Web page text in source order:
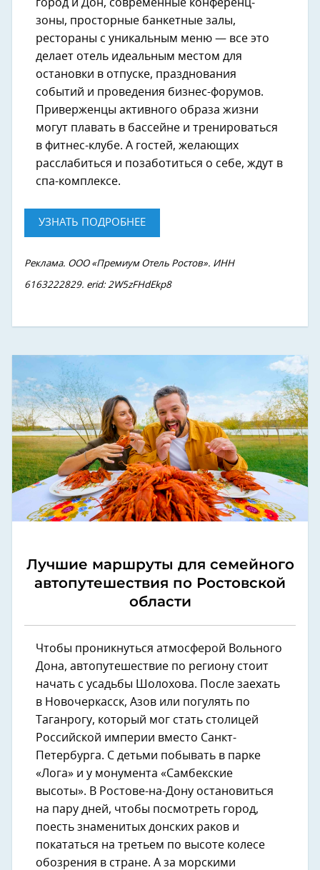
город и Дон, современные конференц-
зоны, просторные банкетные залы,
рестораны с уникальным меню — все это
делает отель идеальным местом для
остановки в отпуске, празднования
событий и проведения бизнес-форумов.
Приверженцы активного образа жизни
могут плавать в бассейне и тренироваться
в фитнес-клубе. А гостей, желающих
расслабиться и позаботиться о себе, ждут в
спа-комплексе.
УЗНАТЬ ПОДРОБНЕЕ
Реклама. ООО «Премиум Отель Ростов». ИНН
6163222829. erid: 2W5zFHdEkp8
Лучшие маршруты для семейного
автопутешествия по Ростовской
области
Чтобы проникнуться атмосферой Вольного
Дона, автопутешествие по региону стоит
начать с усадьбы Шолохова. После заехать
в Новочеркасск, Азов или погулять по
Таганрогу, который мог стать столицей
Российской империи вместо Санкт-
Петербурга. С детьми побывать в парке
«Лога» и у монумента «Самбекские
высоты». В Ростове-на-Дону остановиться
на пару дней, чтобы посмотреть город,
поесть знаменитых донских раков и
покататься на третьем по высоте колесе
обозрения в стране. А за морскими